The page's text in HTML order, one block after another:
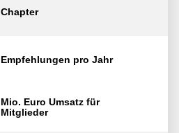
Chapter
Empfehlungen pro Jahr
Mio. Euro Umsatz für
Mitglieder